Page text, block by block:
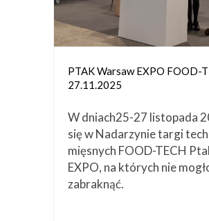
Informacje
KontaktPTAK Warsaw EXPO FOOD-
27.11.2025
W dniach25-27 listopada
się w Nadarzynie targi
mięsnych FOOD-TECH
EXPO, na których nie
zabraknąć.